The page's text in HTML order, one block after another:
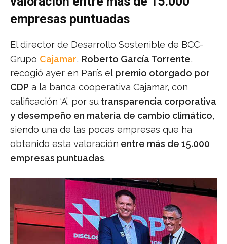
empresas puntuadas
El director de Desarrollo Sostenible de BCC-
Grupo Cajamar, Roberto García Torrente,
recogió ayer en París el premio otorgado por
CDP a la banca cooperativa Cajamar, con
calificación ‘A’, por su transparencia corporativa
y desempeño en materia de cambio climático,
siendo una de las pocas empresas que ha
obtenido esta valoración entre más de 15.000
empresas puntuadas.